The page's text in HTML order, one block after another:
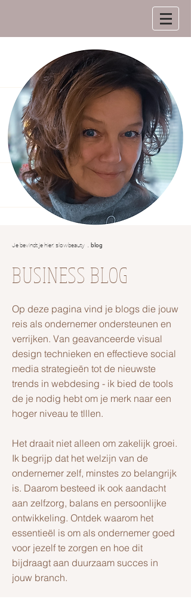
Je bevindt je hier: slowbeauty blog
BUSINESS BLOG
Op deze pagina vind je blogs die jouw
reis als ondernemer ondersteunen en
verrijken. Van geavanceerde visual
design technieken en effectieve social
media strategieën tot de nieuwste
trends in webdesing - ik bied de tools
de je nodig hebt om je merk naar een
hoger niveau te tlllen.
Het draait niet alleen om zakelijk groei.
Ik begrijp dat het welzijn van de
ondernemer zelf, minstes zo belangrijk
is. Daarom besteed ik ook aandacht
aan zelfzorg, balans en persoonlijke
ontwikkeling. Ontdek waarom het
essentieël is om als ondernemer goed
voor jezelf te zorgen en hoe dit
bijdraagt aan duurzaam succes in
jouw branch.